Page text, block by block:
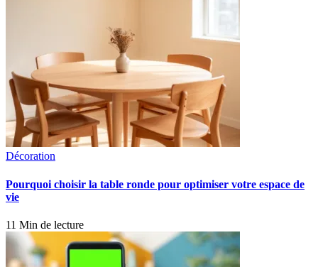
Décoration
Pourquoi choisir la table ronde pour optimiser votre espace de
vie
11 Min de lecture